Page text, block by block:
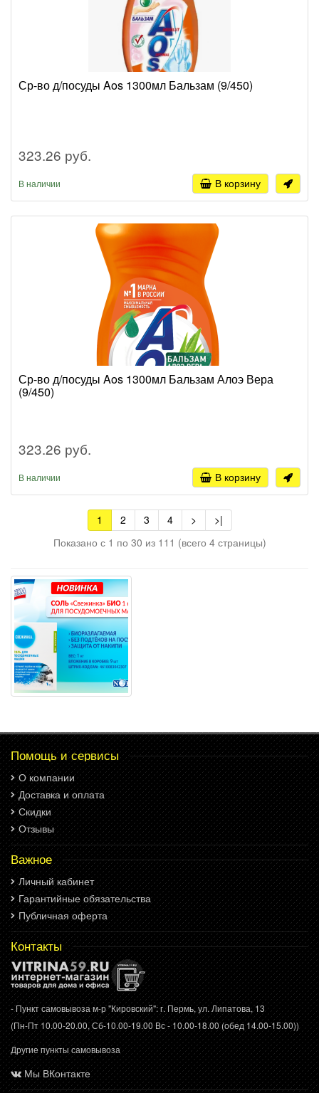
Ср-во д/посуды Aos 1300мл Бальзам (9/450)
323.26 руб.
В наличии В корзину
Ср-во д/посуды Aos 1300мл Бальзам Алоэ Вера
(9/450)
323.26 руб.
В наличии В корзину
1 2 3 4 >
>|
Показано с 1 по 30 из 111 (всего 4 страницы)
Помощь и сервисы
О компании
Доставка и оплата
Скидки
Отзывы
Важное
Личный кабинет
Гарантийные обязательства
Публичная оферта
Контакты
- Пункт самовывоза м-р "Кировский": г. Пермь, ул. Липатова, 13
(Пн-Пт 10.00-20.00, Сб-10.00-19.00 Вс - 10.00-18.00 (обед 14.00-15.00))
Другие пункты самовывоза
Мы ВКонтакте